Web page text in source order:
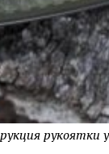
рукоятки